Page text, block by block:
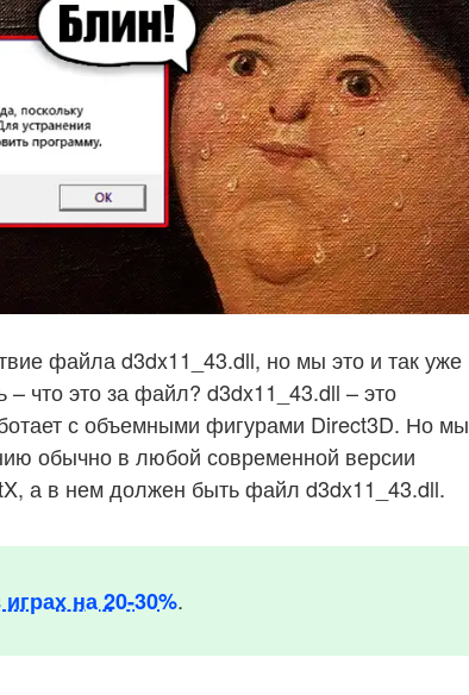
файла d3dx11_43.dll, но мы это и так уже
что это за файл? d3dx11_43.dll – это
с объемными фигурами Direct3D. Но мы
обычно в любой современной версии
а в нем должен быть файл d3dx11_43.dll.
на 20-30%.